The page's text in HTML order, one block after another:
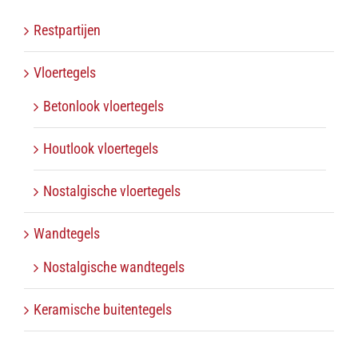
Restpartijen
Vloertegels
Betonlook vloertegels
Houtlook vloertegels
Nostalgische vloertegels
Wandtegels
Nostalgische wandtegels
Keramische buitentegels